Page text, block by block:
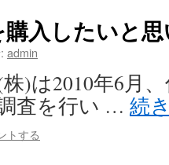
入したいと
admin
)は2010年6月
査を行い … 続
トする